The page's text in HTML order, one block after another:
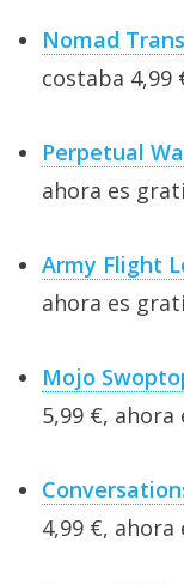
Nomad
costaba 4,99
Perpetual
ahora es
Army Flight
ahora es
Mojo
5,99 €, ahora
4,99 €, ahora